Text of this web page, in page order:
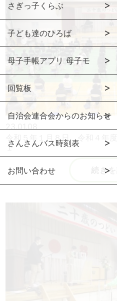
さぎっ子くらぶ
子ども達のひろば
母子手帳アプリ 母子モ
回覧板
自治会連合会からのお知らせ
さんさんバス時刻表
お問い合わせ
令和５年１月８日 令和４年
１
続き